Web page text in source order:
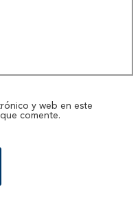
y web en este
comente.